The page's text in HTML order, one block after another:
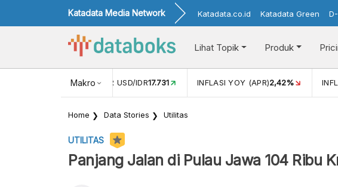
Katadata Media Network Katadata.co.id Katadata Green
Lihat Topik Produk
Makro
NILAI TUKAR USD/IDR17.731 INFLASI YOY (APR)2,42%
Home Data Stories Utilitas
UTILITAS
Panjang Jalan di Pulau Jawa 104 Ribu